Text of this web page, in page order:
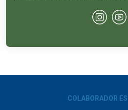
COLABORADOR